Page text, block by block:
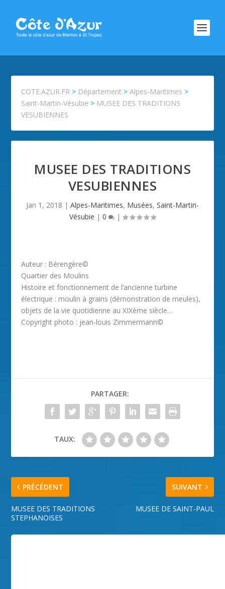
COTE.AZUR.FR > Département >Alpes-Maritimes >
Saint-Martin-Vésubie > MUSEE DES TRADITIONS
VESUBIENNES
MUSEE DES TRADITIONS
VESUBIENNES
Jan 1, 2018 | Alpes-Maritimes, Musées, Saint-Martin-
Vésubie | 0 |
Auteur : Bérengère©
Quartier des Moulins
Histoire et fonctionnement de l’ancienne turbine
électrique : moulin à grains (démonstration de meules),
objets de la vie quotidienne au XIXème siècle…
Copyright photo : jean-louis Zimmermann©
PARTAGER:
TAUX:
PRÉCÉDENT
MUSEE DES TRADITIONS
STEPHANOISES
SUIVANT
MUSEE DE SAINT-PAUL